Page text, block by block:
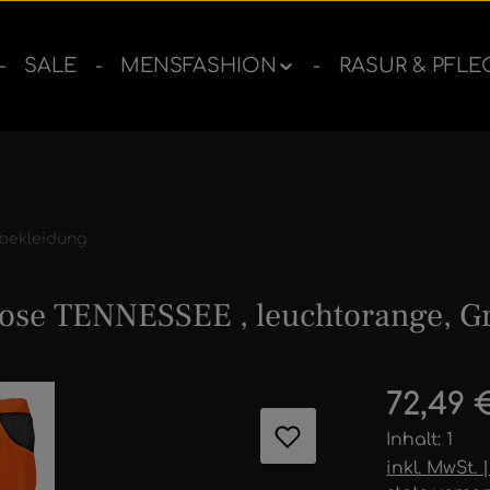
SALE MENSFASHION RASUR &
TENNESSEE , leuchtorange,
Regulärer
72,49
Inhalt: 1
inkl.